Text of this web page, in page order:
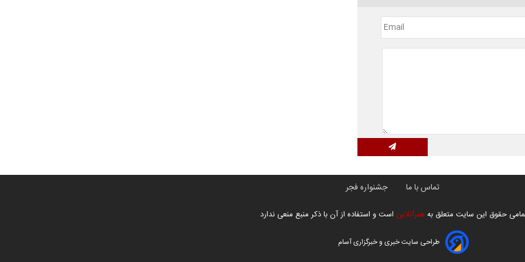
تماس با ما جشنواره فجر
حقوق این سایت متعلق به هنرآنلاین است و استفاده از آن با ذکر منبع منعی ندارد
طراحی سایت خبری و خبرگزاری آسام